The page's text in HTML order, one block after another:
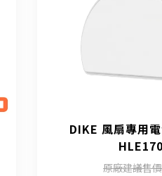
DIKE 風扇專用
原廠建議售